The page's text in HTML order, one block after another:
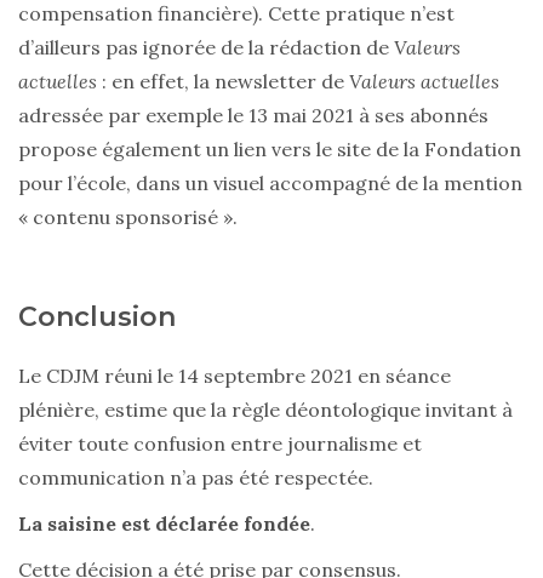
compensation financière). Cette pratique n’est
d’ailleurs pas ignorée de la rédaction de Valeurs
actuelles : en effet, la newsletter de Valeurs actuelles
adressée par exemple le 13 mai 2021 à ses abonnés
propose également un lien vers le site de la Fondation
pour l’école, dans un visuel accompagné de la mention
« contenu sponsorisé ».
Conclusion
Le CDJM réuni le 14 septembre 2021 en séance
plénière, estime que la règle déontologique invitant à
éviter toute confusion entre journalisme et
communication n’a pas été respectée.
La saisine est déclarée fondée.
Cette décision a été prise par consensus.